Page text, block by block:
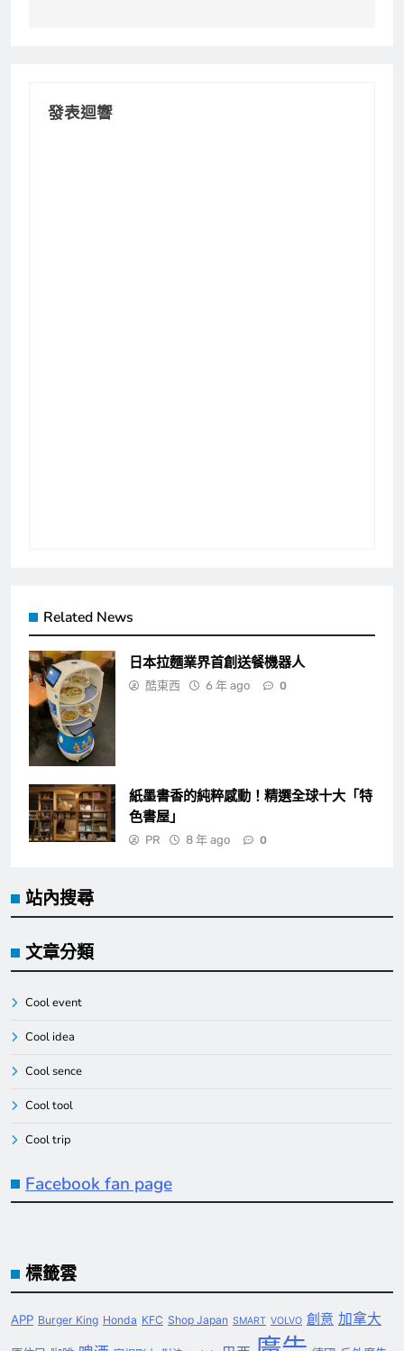
發表迴響
Related News
日本拉麵業界首創送餐機器人
酷東西 6 年 ago 0
紙墨書香的純粹感動！精選全球十大「特
色書屋」
PR 8 年 ago 0
站內搜尋
文章分類
Cool event
Cool idea
Cool sence
Cool tool
Cool trip
Facebook fan page
標籤雲
APP Burger King Honda KFC Shop Japan SMART VOLVO 創意 加拿大